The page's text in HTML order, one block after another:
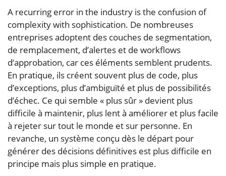
A recurring error in the industry is the confusion of
complexity with sophistication. De nombreuses
entreprises adoptent des couches de segmentation,
de remplacement, d’alertes et de workflows
d’approbation, car ces éléments semblent prudents.
En pratique, ils créent souvent plus de code, plus
d’exceptions, plus d’ambiguïté et plus de possibilités
d’échec. Ce qui semble « plus sûr » devient plus
difficile à maintenir, plus lent à améliorer et plus facile
à rejeter sur tout le monde et sur personne. En
revanche, un système conçu dès le départ pour
générer des décisions définitives est plus difficile en
principe mais plus simple en pratique.